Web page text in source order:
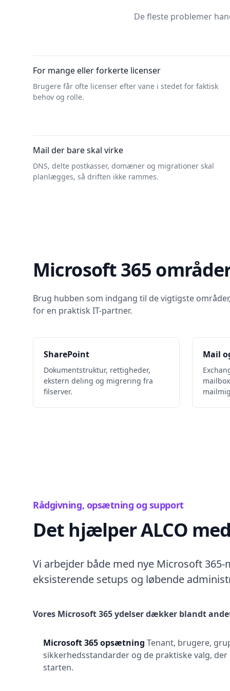
De fleste problemer
For mange eller forkerte licenser
Brugere får ofte licenser efter vane i stedet for faktisk
behov og rolle.
Mail der bare skal virke
DNS, delte postkasser, domæner og migrationer skal
planlægges, så driften ikke rammes.
Microsoft 365
Brug hubben som indgang til de vigtigste
for en praktisk IT-partner.
SharePoint
Dokumentstruktur, rettigheder,
ekstern deling og migrering fra
filserver.
Mail
Rådgivning, opsætning og support
Det hjælper ALCO
Vi arbejder både med nye Microsoft
eksisterende setups og løbende
Vores Microsoft 365 ydelser dækker blandt
Microsoft 365 opsætning Tenant, brugere,
sikkerhedsstandarder og de praktiske valg,
starten.